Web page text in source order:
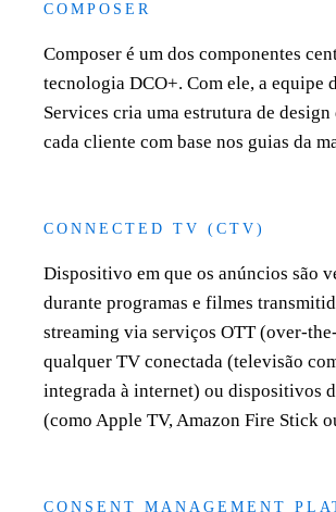
COMPOSER
Composer é um dos componentes
tecnologia DCO+. Com ele, a equipe
Services cria uma estrutura de
cada cliente com base nos guias da
CONNECTED TV (CTV)
Dispositivo em que os anúncios são
durante programas e filmes
streaming via serviços OTT (over-
qualquer TV conectada (televisão
integrada à internet) ou dispositivos
(como Apple TV, Amazon Fire Stick
CONSENT MANAGEMENT